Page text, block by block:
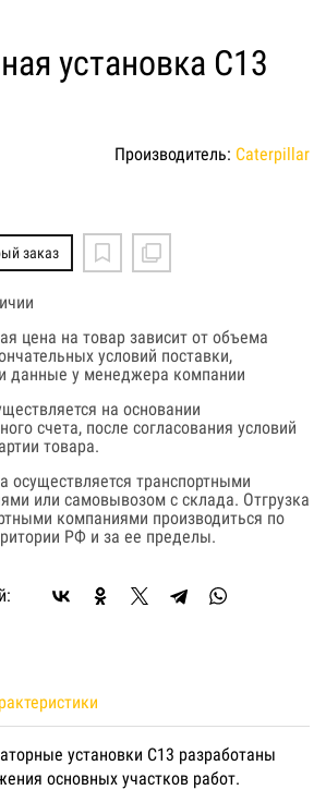
установка C13
Производитель: Caterpillar
заказ
цена на товар зависит от объема
условий поставки,
данные у менеджера компании
на основании
счета, после согласования условий
товара.
осуществляется транспортными
или самовывозом с склада. Отгрузка
компаниями производиться по
РФ и за ее пределы.
установки C13 разработаны
основных участков работ.